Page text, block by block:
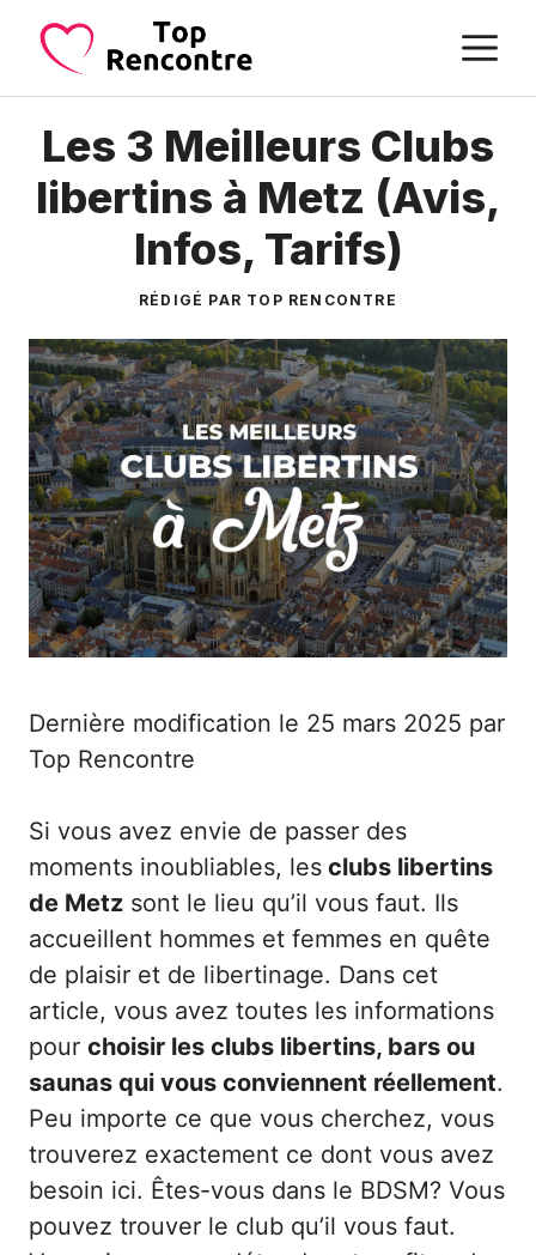
Aller
contenu
Les 3 Meilleurs Clubs
libertins à Metz (Avis,
Infos, Tarifs)
RÉDIGÉ PAR TOP RENCONTRE
Dernière modification le 25 mars 2025 par
Top Rencontre
Si vous avez envie de passer des
moments inoubliables, les clubs libertins
de Metz sont le lieu qu’il vous faut. Ils
accueillent hommes et femmes en quête
de plaisir et de libertinage. Dans cet
article, vous avez toutes les informations
pour choisir les clubs libertins, bars ou
saunas qui vous conviennent réellement.
Peu importe ce que vous cherchez, vous
trouverez exactement ce dont vous avez
besoin ici. Êtes-vous dans le BDSM? Vous
pouvez trouver le club qu’il vous faut.